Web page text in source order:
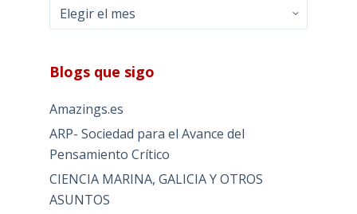
Archivos
Blogs que sigo
Amazings.es
ARP- Sociedad para el Avance del
Pensamiento Crítico
CIENCIA MARINA, GALICIA Y OTROS
ASUNTOS